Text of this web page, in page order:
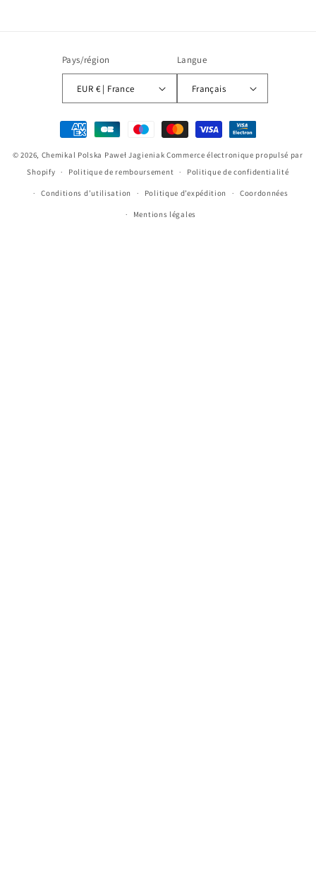
Pays/région
EUR € | France
Langue
Français
Moyens
de
paiement
© 2026, Chemikal Polska Paweł Jagieniak Commerce électronique propulsé par
Shopify
Politique de remboursement Politique de confidentialité
Conditions d’utilisation Politique d’expédition Coordonnées
Mentions légales